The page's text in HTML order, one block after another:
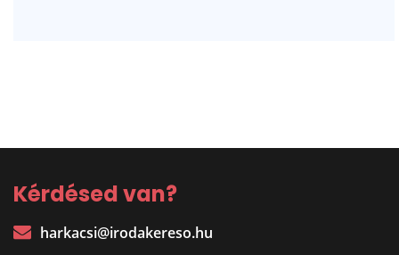
Kérdésed van?
harkacsi@irodakereso.hu